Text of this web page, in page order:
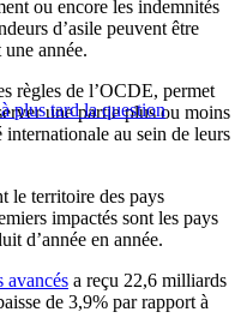
ou encore les indemnités
d’asile peuvent être
année.
plus tard la question
règles de l’OCDE, permet
une partie plus ou moins
au sein de leurs
le territoire des pays
impactés sont les pays
d’année en année.
avancés a reçu 22,6 milliards
de 3,9% par rapport à